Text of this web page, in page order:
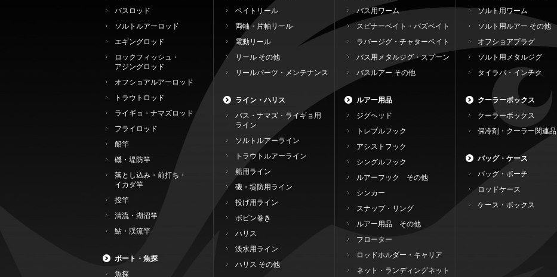
バスロッド
ソルトルアーロッド
エギングロッド
ロックフィッシュ・
アジングロッド
オフショアルアーロッド
トラウトロッド
ライギョ・ナマズロッド
フライロッド
船竿
磯・堤防竿
落とし込み・前打ち・
イカダ竿
投竿
清流・湖沼竿
鮎・渓流竿
ボート・魚探
魚探
ベイトリール
両軸・片軸リール
電動リール
リール その他
リールパーツ・メンテナンス
ライン・ハリス
バス・ナマズ・ライギョ用
ライン
ソルトルアーライン
トラウトルアーライン
船用ライン
磯・堤防用ライン
投げ用ライン
ボビン巻き
ハリス
淡水用ライン
ハリス その他
バス用ワーム
スピナーベイト・バズベイト
ラバージグ・チャターベイト
バス用メタルジグ・スプーン
バスルアー その他
ルアー用品
ジグヘッド
トレブルフック
アシストフック
シングルフック
ルアーフック その他
シンカー
スナップ・リング
ルアー用品 その他
フローター
ロッドホルダー・キャリア
ネット・ランディングネット
ソルト用ワーム
ソルト用ルアー その他
オフショアプラグ
ソルト用メタルジグ
タイラバ・インチク
クーラーボックス
クーラーボックス
保冷剤・クーラー関連品
バッグ・ケース
バッグ・ポーチ
ロッドケース
ケース・ボックス